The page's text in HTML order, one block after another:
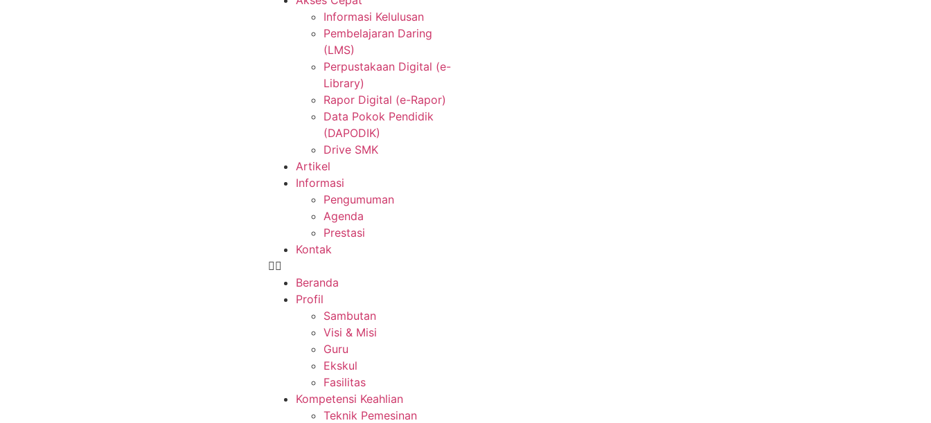
Informasi Kelulusan
Pembelajaran Daring
(LMS)
Perpustakaan Digital (e-
Library)
Rapor Digital (e-Rapor)
Data Pokok Pendidik
(DAPODIK)
Drive SMK
Artikel
Informasi
Pengumuman
Agenda
Prestasi
Kontak
Beranda
Profil
Sambutan
Visi & Misi
Guru
Ekskul
Fasilitas
Kompetensi Keahlian
Teknik Pemesinan